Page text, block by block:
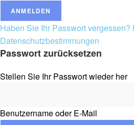
ANMELDEN
Haben Sie Ihr Passwort vergessen?
Datenschutzbestimmungen
Passwort zurücksetzen
Stellen Sie Ihr Passwort wieder her
Benutzername oder E-Mail